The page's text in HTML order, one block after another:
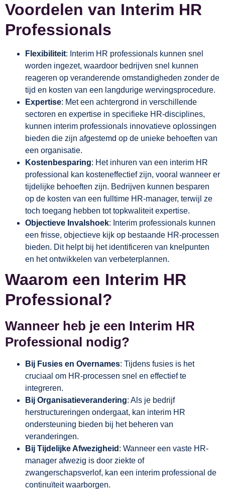
Voordelen van Interim HR
Professionals
Flexibiliteit: Interim HR professionals kunnen snel
worden ingezet, waardoor bedrijven snel kunnen
reageren op veranderende omstandigheden zonder de
tijd en kosten van een langdurige wervingsprocedure.
Expertise: Met een achtergrond in verschillende
sectoren en expertise in specifieke HR-disciplines,
kunnen interim professionals innovatieve oplossingen
bieden die zijn afgestemd op de unieke behoeften van
een organisatie.
Kostenbesparing: Het inhuren van een interim HR
professional kan kosteneffectief zijn, vooral wanneer er
tijdelijke behoeften zijn. Bedrijven kunnen besparen
op de kosten van een fulltime HR-manager, terwijl ze
toch toegang hebben tot topkwaliteit expertise.
Objectieve Invalshoek: Interim professionals kunnen
een frisse, objectieve kijk op bestaande HR-processen
bieden. Dit helpt bij het identificeren van knelpunten
en het ontwikkelen van verbeterplannen.
Waarom een Interim HR
Professional?
Wanneer heb je een Interim HR
Professional nodig?
Bij Fusies en Overnames: Tijdens fusies is het
cruciaal om HR-processen snel en effectief te
integreren.
Bij Organisatieverandering: Als je bedrijf
herstructureringen ondergaat, kan interim HR
ondersteuning bieden bij het beheren van
veranderingen.
Bij Tijdelijke Afwezigheid : Wanneer een vaste HR-
manager afwezig is door ziekte of
zwangerschapsverlof, kan een interim professional de
continuïteit waarborgen.